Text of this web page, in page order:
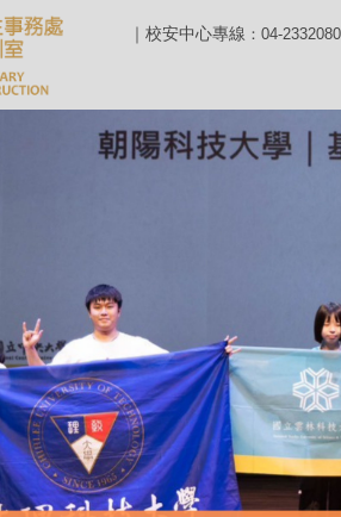
｜校安中心專線 ：04-